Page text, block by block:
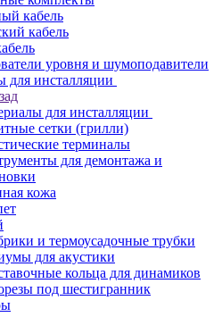
кабель
кабель
уровня и шумоподавители
для инсталляции
для инсталляции
сетки (грилли)
терминалы
для демонтажа и
кожа
и термоусадочные трубки
для акустики
кольца для динамиков
под шестигранник